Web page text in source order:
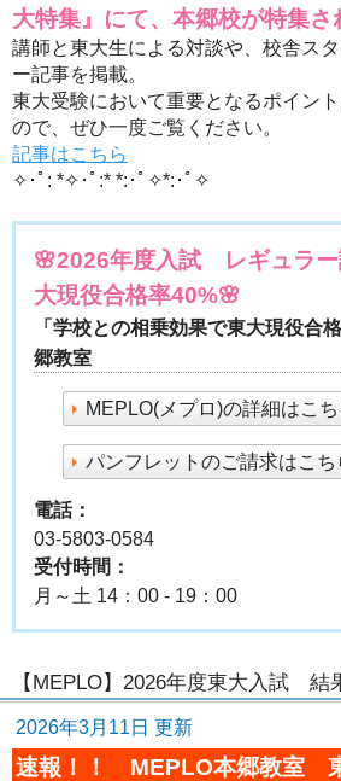
大特集』にて、本郷校が特集さ
講師と東大生による対談や、校舎ス
ー記事を掲載。
東大受験において重要となるポイン
ので、ぜひ一度ご覧ください。
記事はこちら
✧･ﾟ: *✧･ﾟ:* *:･ﾟ✧*:･ﾟ✧
🌸2026年度入試 レギュラ
大現役合格率40%🌸
「学校との相乗効果で東大現役
郷教室
MEPLO(メプロ)の詳細はこち
パンフレットのご請求はこち
電話：
03-5803-0584
受付時間：
月～土 14：00 - 19：00
【MEPLO】2026年度東大入試 結
2026年3月11日 更新
速報！！ MEPLO本郷教室